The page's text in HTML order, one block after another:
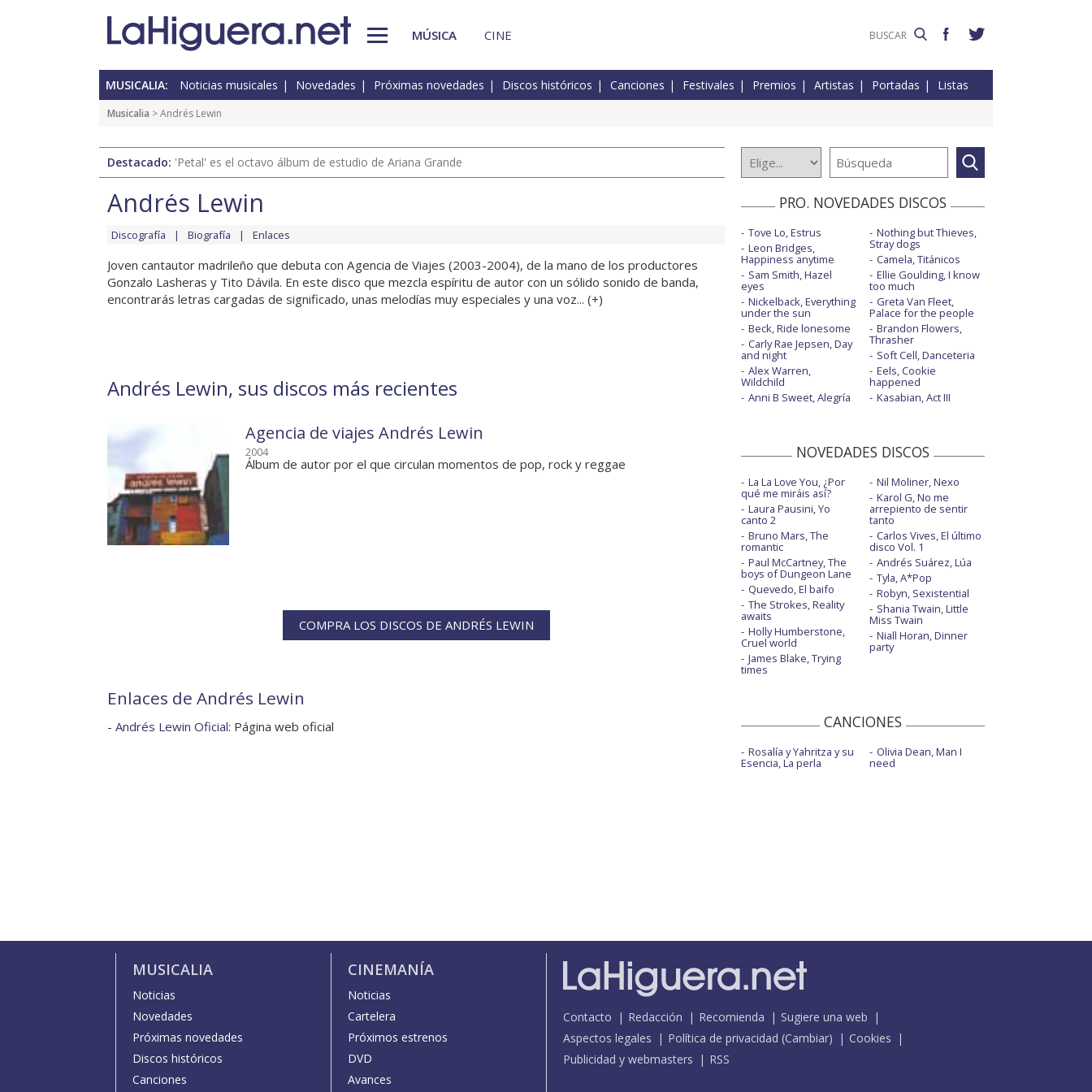
MÚSICA CINE
MUSICALIA: Noticias musicales Novedades Próximas novedades Discos históricos Canciones Festivales Premios Artistas Portadas Listas
Musicalia > Andrés Lewin
Destacado: 'Petal' es el octavo álbum de estudio de Ariana Grande
Andrés Lewin
Discografía Biografía Enlaces
Joven cantautor madrileño que debuta con Agencia de Viajes (2003-2004), de la mano de los productores
Gonzalo Lasheras y Tito Dávila. En este disco que mezcla espíritu de autor con un sólido sonido de banda,
encontrarás letras cargadas de significado, unas melodías muy especiales y una voz... (+)
Andrés Lewin, sus discos más recientes
Agencia de viajes Andrés Lewin
2004
Álbum de autor por el que circulan momentos de pop, rock y reggae
COMPRA LOS DISCOS DE ANDRÉS LEWIN
Enlaces de Andrés Lewin
- Andrés Lewin Oficial: Página web oficial
PRO. NOVEDADES DISCOS
Tove Lo, Estrus
Leon Bridges,
Happiness anytime
Sam Smith, Hazel
eyes
Nickelback, Everything
under the sun
Beck, Ride lonesome
Carly Rae Jepsen, Day
and night
Alex Warren,
Wildchild
Anni B Sweet, Alegría
Nothing but Thieves,
Stray dogs
Camela, Titánicos
Ellie Goulding, I know
too much
Greta Van Fleet,
Palace for the people
Brandon Flowers,
Thrasher
Soft Cell, Danceteria
Eels, Cookie
happened
Kasabian, Act III
NOVEDADES DISCOS
La La Love You, ¿Por
qué me miráis así?
Laura Pausini, Yo
canto 2
Bruno Mars, The
romantic
Paul McCartney, The
boys of Dungeon Lane
Quevedo, El baifo
The Strokes, Reality
awaits
Holly Humberstone,
Cruel world
James Blake, Trying
times
Nil Moliner, Nexo
Karol G, No me
arrepiento de sentir
tanto
Carlos Vives, El último
disco Vol. 1
Andrés Suárez, Lúa
Tyla, A*Pop
Robyn, Sexistential
Shania Twain, Little
Miss Twain
Niall Horan, Dinner
party
CANCIONES
Rosalía y Yahritza y su
Esencia, La perla
Olivia Dean, Man I
need
MUSICALIA
Noticias
Novedades
Próximas novedades
Discos históricos
Canciones
CINEMANÍA
Noticias
Cartelera
Próximos estrenos
DVD
Avances
Contacto Redacción Recomienda
Sugiere una web
Aspectos legales
Política de privacidad (Cambiar)
Cookies
Publicidad y webmasters
RSS